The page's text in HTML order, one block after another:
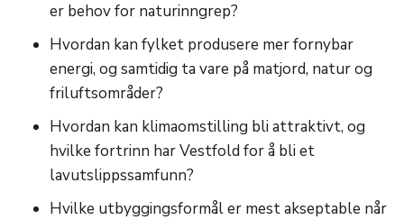
er behov for naturinngrep?
Hvordan kan fylket produsere mer fornybar
energi, og samtidig ta vare på matjord, natur og
friluftsområder?
Hvordan kan klimaomstilling bli attraktivt, og
hvilke fortrinn har Vestfold for å bli et
lavutslippssamfunn?
Hvilke utbyggingsformål er mest akseptable når